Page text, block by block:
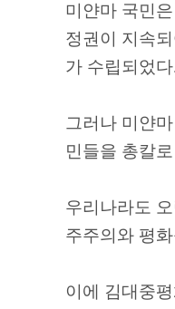
미얀마 국민
정권이 지속
가 수립되었다
그러나 미얀
민들을 총칼
우리나라도
주주의와 평
이에 김대중